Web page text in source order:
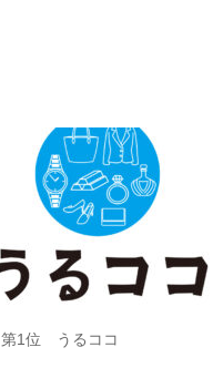
第1位 うるココ